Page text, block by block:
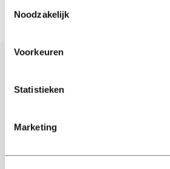
Noodzakelijk
Voorkeuren
Statistieken
Marketing
Blijf op de hoogte. Meld je aan